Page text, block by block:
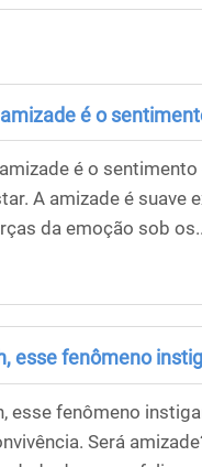
é o
é o
A amizade é suave
da emoção sob
esse fenômeno
esse fenômeno
Será